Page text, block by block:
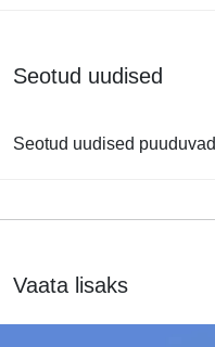
Seotud uudised
Seotud uudised puuduvad
Vaata lisaks